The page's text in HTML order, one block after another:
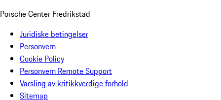
Porsche Center Fredrikstad
Juridiske betingelser
Personvern
Cookie Policy
Personvern Remote Support
Varsling av kritikkverdige forhold
Sitemap